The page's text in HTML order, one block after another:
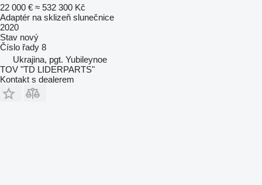
22 000 € ≈ 532 300 Kč
Adaptér na sklizeň slunečnice
2020
Stav nový
Číslo řady 8
Ukrajina, pgt. Yubileynoe
TOV "TD LIDERPARTS"
Kontakt s dealerem